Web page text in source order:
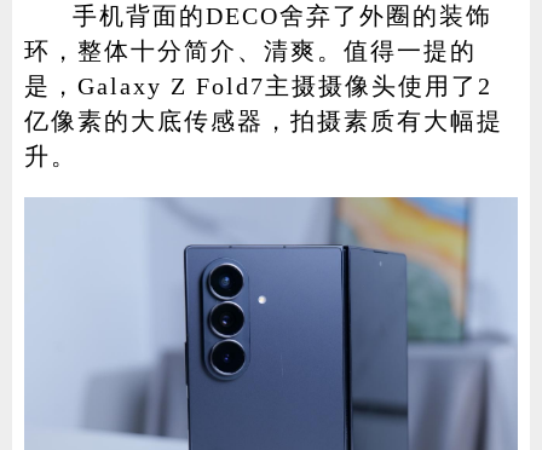
手机背面的DECO舍弃了外圈的装饰
环，整体十分简介、清爽。值得一提的
是，Galaxy Z Fold7主摄摄像头使用了2
亿像素的大底传感器，拍摄素质有大幅提
升。